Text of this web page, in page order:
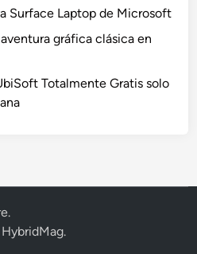
Surface Laptop de Microsoft
gráfica clásica en
Totalmente Gratis solo
.
HybridMag.